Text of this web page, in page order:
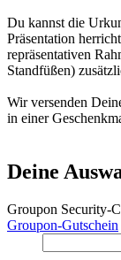
Du kannst die
Präsentation
repräsentativen
Standfüßen)
Wir versenden
in einer
Deine
Groupon Security-
Groupon-Gutschein